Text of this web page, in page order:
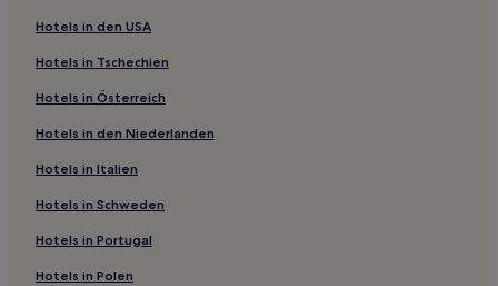
Los Olivos Hotels
Granada Hotels
Hotels nahe Generalife
Hotels nahe Granada Stadtrat
Lanjaron Hotels
Saleres Hotels
Hotels nahe Turm der Vela
Hotels nahe Museo Casa Natal de FGL Fuente Vaqueros
Hotels in den USA
Hotels in Tschechien
Hotels in Österreich
Hotels in den Niederlanden
Hotels in Italien
Hotels in Schweden
Hotels in Portugal
Hotels in Polen